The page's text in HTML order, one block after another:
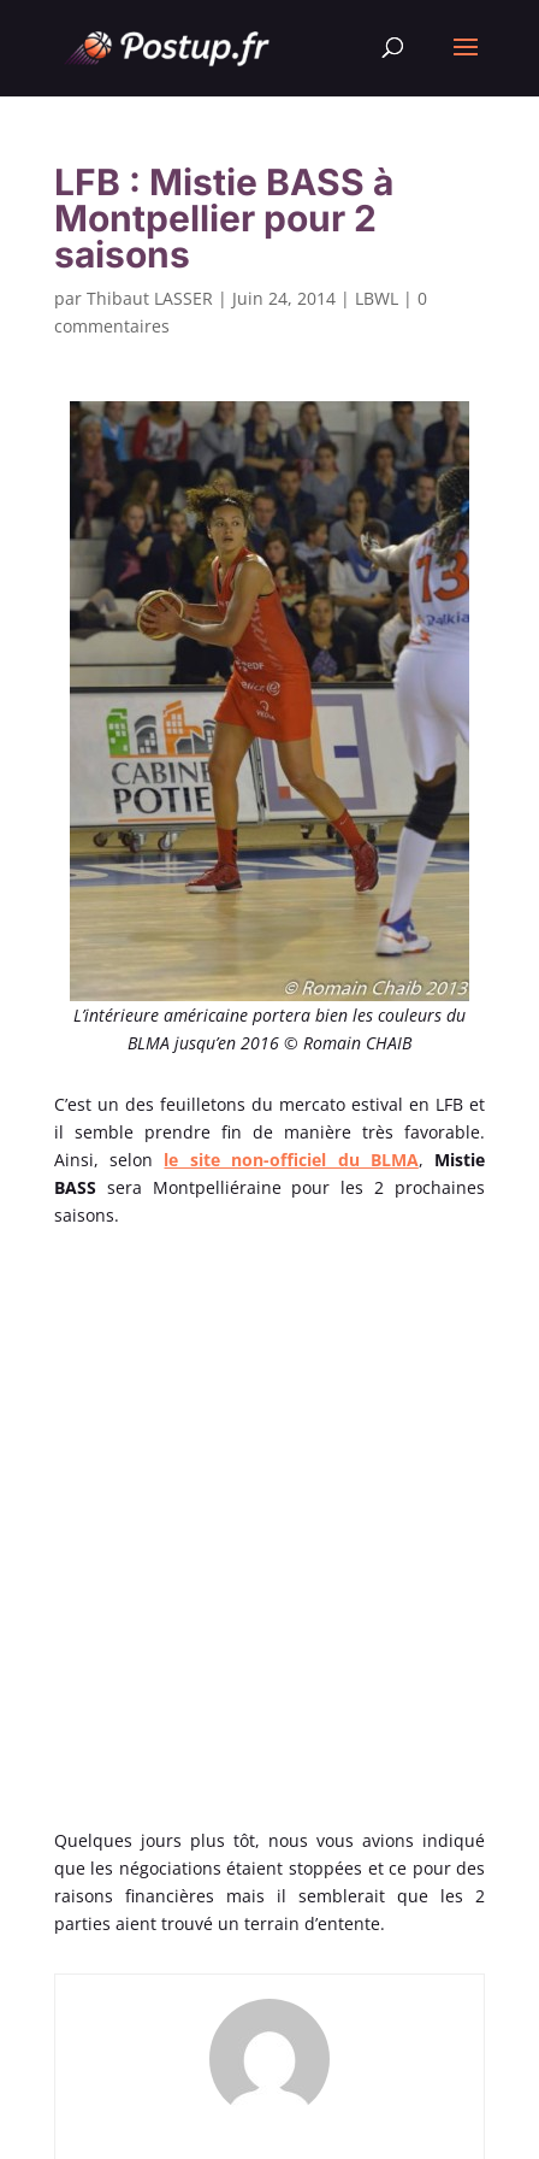
LFB : Mistie BASS à
Montpellier pour 2
saisons
par Thibaut LASSER | Juin 24, 2014| LBWL| 0
commentaires
L’intérieure américaine portera bien les couleurs du
BLMA jusqu’en 2016 © Romain CHAIB
C’est un des feuilletons du mercato estival en LFB et
il semble prendre fin de manière très favorable.
Ainsi, selon le site non-officiel du BLMA, Mistie
BASSsera Montpelliéraine pour les 2 prochaines
saisons.
Quelques jours plus tôt, nous vous avions indiqué
que les négociations étaient stoppées et ce pour des
raisons financières mais il semblerait que les 2
parties aient trouvé un terrain d’entente.